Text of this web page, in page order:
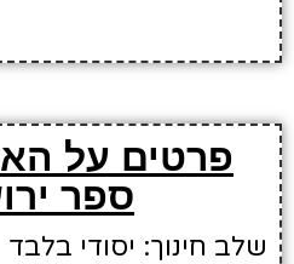
פרטים על
ספר
שלב חינוך: יסודי בלבד